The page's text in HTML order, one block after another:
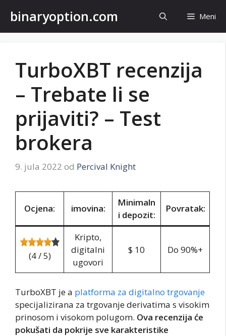
sadržaj
binaryoption.com Meni
TurboXBT recenzija
– Trebate li se
prijaviti? – Test
brokera
9. jula 2022 od Percival Knight
Ocjena: imovina:
Minimaln
i depozit:
Povratak:
(4 / 5)
Kripto,
digitalni
ugovori
$ 10 Do 90%+
TurboXBT je a platforma za digitalno trgovanje
specijalizirana za trgovanje derivatima s visokim
prinosom i visokom polugom. Ova recenzija će
pokušati da pokrije sve karakteristike